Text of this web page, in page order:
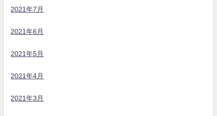
2021年7月
2021年6月
2021年5月
2021年4月
2021年3月